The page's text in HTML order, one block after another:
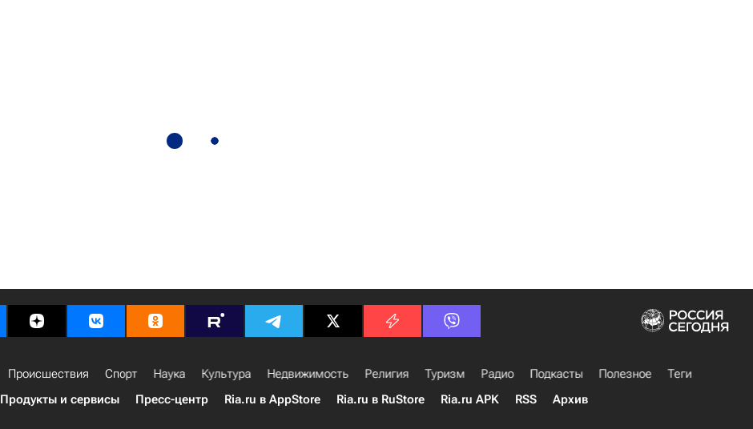
Происшествия Спорт Наука Культура Недвижимость Религия Туризм Радио Подкасты Полезное
Теги
Продукты и сервисы Пресс-центр Ria.ru в AppStore Ria.ru в RuStore Ria.ru APK RSS Архив